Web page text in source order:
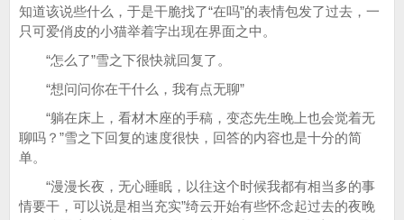
知道该说些什么，于是干脆找了“在吗”的表情包发了过去，一
只可爱俏皮的小猫举着字出现在界面之中。
“怎么了”雪之下很快就回复了。
“想问问你在干什么，我有点无聊”
“躺在床上，看材木座的手稿，变态先生晚上也会觉着无
聊吗？”雪之下回复的速度很快，回答的内容也是十分的简
单。
“漫漫长夜，无心睡眠，以往这个时候我都有相当多的事
情要干，可以说是相当充实”绮云开始有些怀念起过去的夜晚